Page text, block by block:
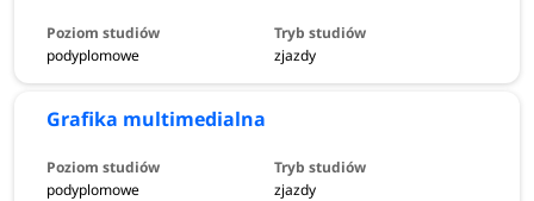
podyplomowe zjazdy
Grafika multimedialna
podyplomowe zjazdy